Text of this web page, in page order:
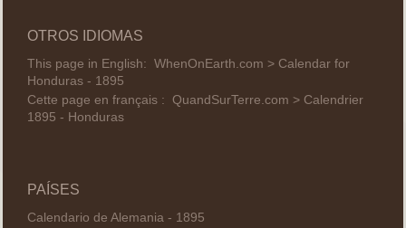
OTROS IDIOMAS
This page in English: WhenOnEarth.com > Calendar for
Honduras - 1895
Cette page en français : QuandSurTerre.com > Calendrier
1895 - Honduras
PAÍSES
Calendario de Alemania - 1895